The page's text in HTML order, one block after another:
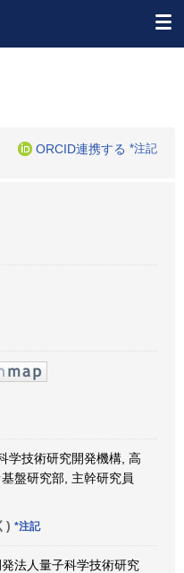
ORCID連携する *注記
学技術研究開発機構, 高
盤研究部, 主幹研究員
) *注記
法人量子科学技術研究